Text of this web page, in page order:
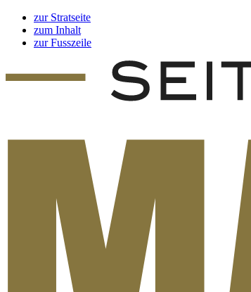
zur Stratseite
zum Inhalt
zur Fusszeile